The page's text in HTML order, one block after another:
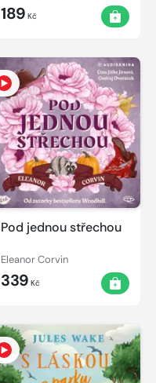
189 Kč
Pod jednou střechou
Eleanor Corvin
339 Kč